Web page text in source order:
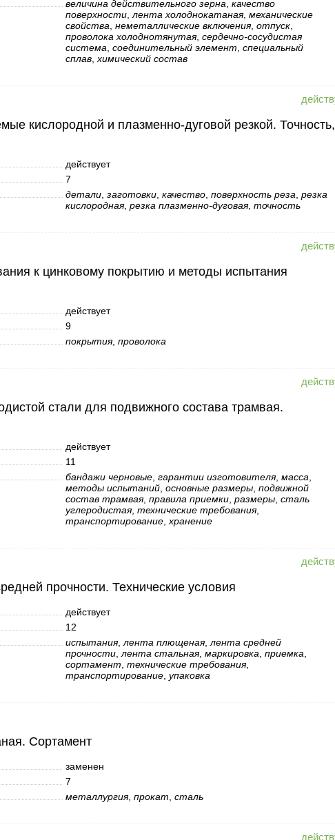
величина действительного зерна качество
поверхности, лента холоднокатаная, механические
свойства неметаллические включения, отпуск,
проволока холоднотянутая, сердечно-сосудистая
система соединительный элемент специальный
сплав, химический состав
кислородной и плазменно-дуговой резкой. Точность,
действует
7
детали, заготовки, качество, поверхность реза резка
кислородная, резка плазменно-дуговая, точность
к цинковому покрытию и методы испытания
действует
9
покрытия, проволока
стали для подвижного состава трамвая.
действует
11
бандажи черновые, гарантии изготовителя, масса
методы испытаний, основные размеры, подвижной
состав трамвая, правила приемки, размеры, сталь
углеродистая, технические требования,
транспортирование, хранение
прочности. Технические условия
действует
12
испытания, лента плющеная, лента средней
прочности, лента стальная, маркировка приемка
сортамент технические требования,
транспортирование, упаковка
Сортамент
заменен
7
металлургия, прокат сталь